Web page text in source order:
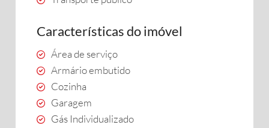
Características do imóvel
Área de serviço
Armário embutido
Cozinha
Garagem
Gás Individualizado